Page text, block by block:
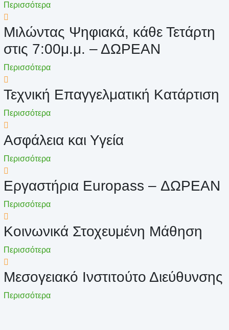
Περισσότερα
Μιλώντας Ψηφιακά, κάθε Τετάρτη
στις 7:00μ.μ. – ΔΩΡΕΑΝ
Περισσότερα
Τεχνική Επαγγελματική Κατάρτιση
Περισσότερα
Ασφάλεια και Υγεία
Περισσότερα
Εργαστήρια Europass – ΔΩΡΕΑΝ
Περισσότερα
Κοινωνικά Στοχευμένη Μάθηση
Περισσότερα
Μεσογειακό Ινστιτούτο Διεύθυνσης
Περισσότερα